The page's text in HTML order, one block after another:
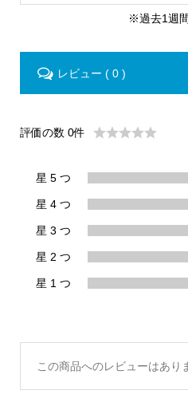
※過去1週
レビュー ( 0 )
評価の数 0件
星 5 つ
星 4 つ
星 3 つ
星 2 つ
星 1 つ
この商品へのレビューはあり